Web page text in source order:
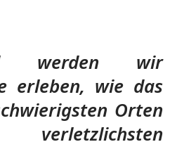
werden wir
erleben, wie das
Orten